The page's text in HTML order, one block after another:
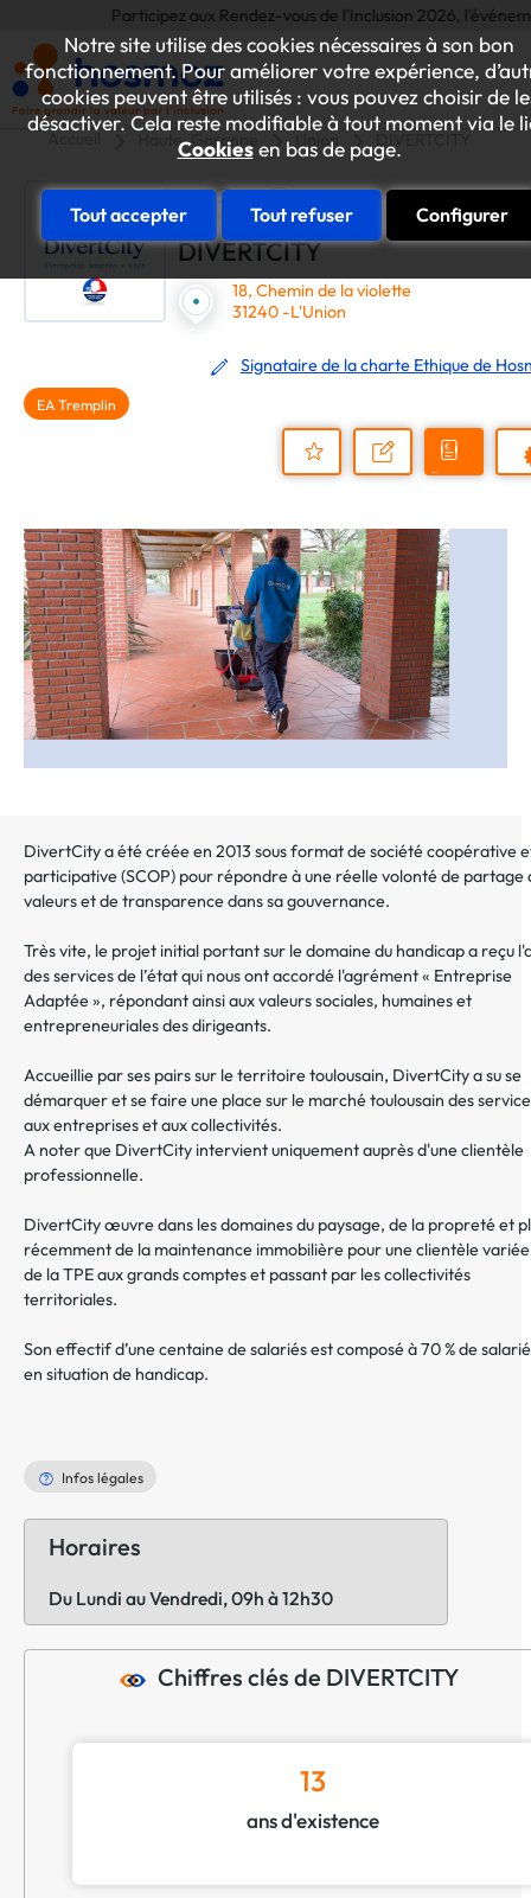
Notre site utilise des cookies nécessaires à son bon
fonctionnement. Pour améliorer votre expérience,
cookies peuvent être utilisés : vous pouvez choisir de
désactiver. Cela reste modifiable à tout moment via le
Cookiesen bas de page.
Tout accepter Tout refuser Configurer
Participez aux Rendez-vous de l'Inclusion 2026,
Accueil Haute-Garonne Union
DIVERTCITY
18, Chemin de la violette
31240 -L'Union
Signataire de la charte Ethique de
EA Tremplin
au
dossier
Nous
Demander
DivertCity a été créée en 2013 sous format de société coopérative
participative (SCOP) pour répondre à une réelle volonté de partage
valeurs et de transparence dans sa gouvernance.
Très vite, le projet initial portant sur le domaine du handicap a reçu
des services de l’état qui nous ont accordé l'agrément « Entreprise
Adaptée », répondant ainsi aux valeurs sociales, humaines et
entrepreneuriales des dirigeants.
Accueillie par ses pairs sur le territoire toulousain, DivertCity a su se
démarquer et se faire une place sur le marché toulousain des
aux entreprises et aux collectivités.
A noter que DivertCity intervient uniquement auprès d'une clientèle
professionnelle.
DivertCity œuvre dans les domaines du paysage, de la propreté et
récemment de la maintenance immobilière pour une clientèle
de la TPE aux grands comptes et passant par les collectivités
territoriales.
Son effectif d’une centaine de salariés est composé à 70 % de
en situation de handicap.
Infos légales
Horaires
Du Lundi au Vendredi, 09h à 12h30
Chiffres clés de DIVERTCITY
13
ans d'existence